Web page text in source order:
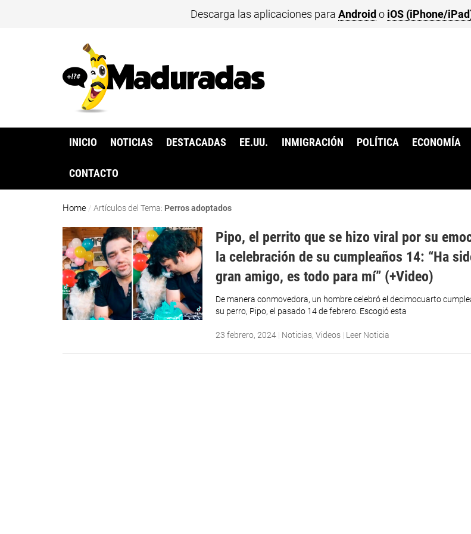
Descarga las aplicaciones para Android o iOS (iPhone/
INICIO NOTICIAS DESTACADAS EE.UU. INMIGRACIÓN POLÍTICA ECONOMÍA
CONTACTO
Home /Artículos del Tema: Perros adoptados
Pipo, el perrito que se hizo viral por su
la celebración de su cumpleaños 14: “Ha
gran amigo, es todo para mí” (+Video)
De manera conmovedora, un hombre celebró el decimocuarto
su perro, Pipo, el pasado 14 de febrero. Escogió esta
23 febrero, 2024 | Noticias,Videos | Leer Noticia